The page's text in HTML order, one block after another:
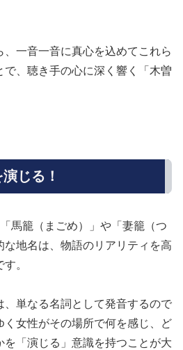
一音一音に真心を込めてこれら
、聴き手の心に深く響く「木曽
じる！
馬籠（まごめ）」や「妻籠（つ
な地名は、物語のリアリティを高
。
、単なる名詞として発音するので
く女性がその場所で何を感じ、ど
を「演じる」意識を持つことが大